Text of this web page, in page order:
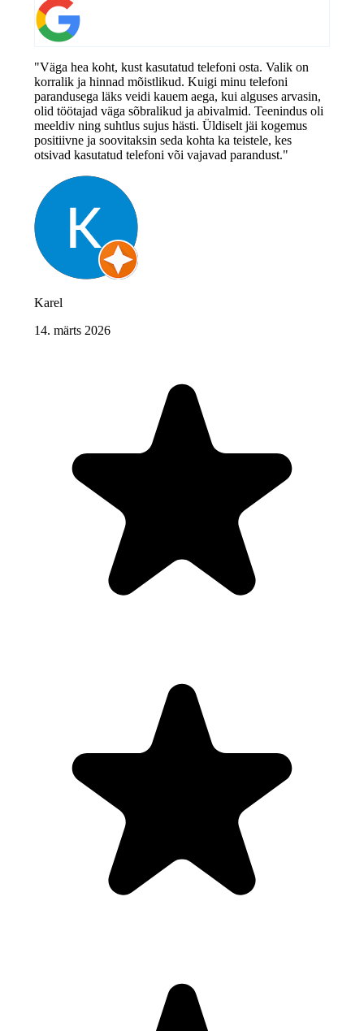
"Väga hea koht, kust kasutatud telefoni osta. Valik on
korralik ja hinnad mõistlikud. Kuigi minu telefoni
parandusega läks veidi kauem aega, kui alguses arvasin,
olid töötajad väga sõbralikud ja abivalmid. Teenindus oli
meeldiv ning suhtlus sujus hästi. Üldiselt jäi kogemus
positiivne ja soovitaksin seda kohta ka teistele, kes
otsivad kasutatud telefoni või vajavad parandust."
Karel
14. märts 2026